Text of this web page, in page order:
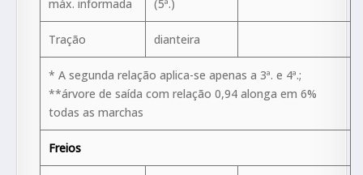
máx. informada
(5ª.)
Tração dianteira
* A segunda relação aplica-se apenas a 3ª. e 4ª.;
**árvore de saída com relação 0,94 alonga em 6%
todas as marchas
Freios